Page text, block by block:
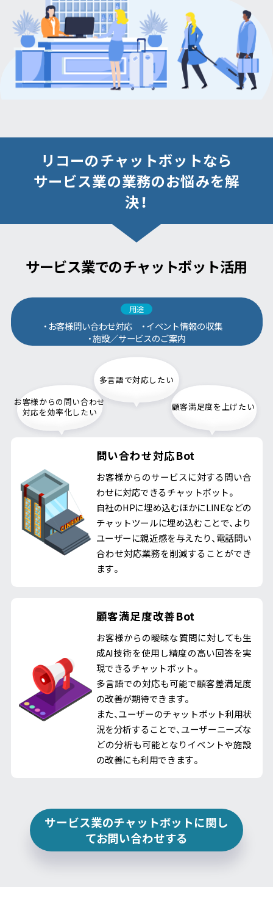
リコーのチャットボットなら
サービス業の業務のお悩みを解
決！
サービス業でのチャットボット活用
用途
・お客様問い合わせ対応 ・イベント情報の収集
・施設／サービスのご案内
お客様からの問い合わせ
対応を効率化したい
多言語で対応したい
顧客満足度を上げたい
問い合わせ対応Bot
お客様からのサービスに対する問い合
わせに対応できるチャットボット。
自社のHPに埋め込むほかにLINEなどの
チャットツールに埋め込むことで、より
ユーザーに親近感を与えたり、電話問い
合わせ対応業務を削減することができ
ます。
顧客満足度改善Bot
お客様からの曖昧な質問に対しても生
成AI技術を使用し精度の高い回答を実
現できるチャットボット。
多言語での対応も可能で顧客差満足度
の改善が期待できます。
また、ユーザーのチャットボット利用状
況を分析することで、ユーザーニーズな
どの分析も可能となりイベントや施設
の改善にも利用できます。
サービス業のチャットボットに関し
てお問い合わせする